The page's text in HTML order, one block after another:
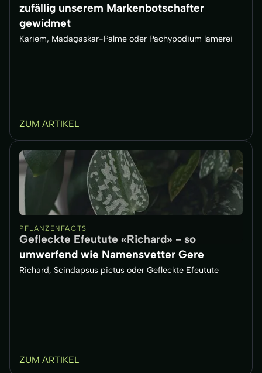
zufällig unserem Markenbotschafter
gewidmet
Kariem, Madagaskar-Palme oder Pachypodium lamerei
ZUM ARTIKEL
PFLANZENFACTS
Gefleckte Efeutute «Richard» - so
umwerfend wie Namensvetter Gere
Richard, Scindapsus pictus oder Gefleckte Efeutute
ZUM ARTIKEL